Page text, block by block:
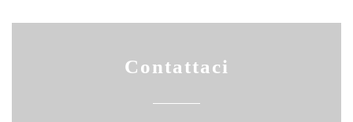
Contattaci